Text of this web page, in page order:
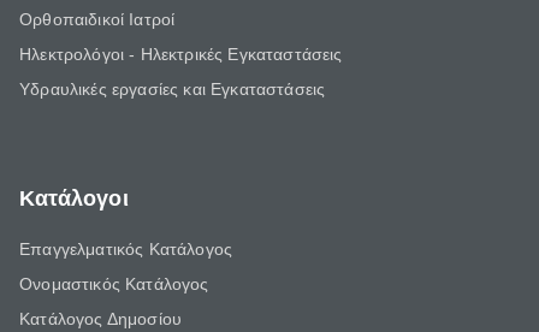
Ορθοπαιδικοί Ιατροί
Ηλεκτρολόγοι - Ηλεκτρικές Εγκαταστάσεις
Υδραυλικές εργασίες και Εγκαταστάσεις
Κατάλογοι
Επαγγελματικός Κατάλογος
Ονομαστικός Κατάλογος
Κατάλογος Δημοσίου